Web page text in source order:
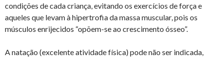
condições de cada criança, evitando os exercícios de força e
aqueles que levam à hipertrofia da massa muscular, pois os
músculos enrijecidos “opõem-se ao crescimento ósseo”.
A natação (excelente atividade física) pode não ser indicada,